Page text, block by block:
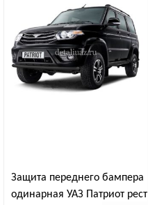
Защита переднего бампера
одинарная УАЗ Патриот рест